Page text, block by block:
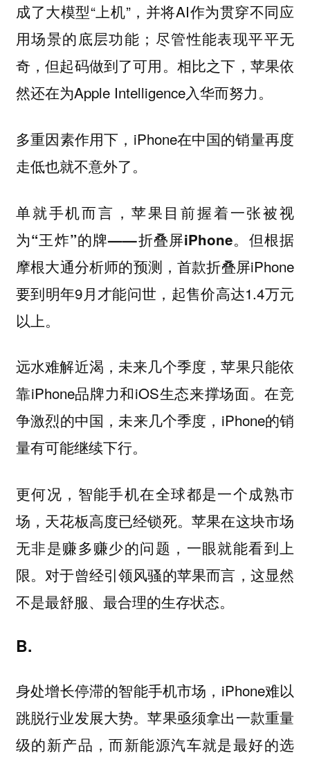
成了大模型“上机”，并将AI作为贯穿不同应
用场景的底层功能；尽管性能表现平平无
奇，但起码做到了可用。相比之下，苹果依
然还在为Apple Intelligence入华而努力。
多重因素作用下，iPhone在中国的销量再度
走低也就不意外了。
单就手机而言， 苹果目前握着一张被视
为“王炸”的牌——折叠屏iPhone。 但根据
摩根大通分析师的预测，首款折叠屏iPhone
要到明年9月才能问世，起售价高达1.4万元
以上。
远水难解近渴，未来几个季度，苹果只能依
靠iPhone品牌力和iOS生态来撑场面。在竞
争激烈的中国，未来几个季度，iPhone的销
量有可能继续下行。
更何况，智能手机在全球都是一个成熟市
场，天花板高度已经锁死。苹果在这块市场
无非是赚多赚少的问题，一眼就能看到上
限。对于曾经引领风骚的苹果而言，这显然
不是最舒服、最合理的生存状态。
B.
身处增长停滞的智能手机市场，iPhone难以
跳脱行业发展大势。苹果亟须拿出一款重量
级的新产品，而新能源汽车就是最好的选